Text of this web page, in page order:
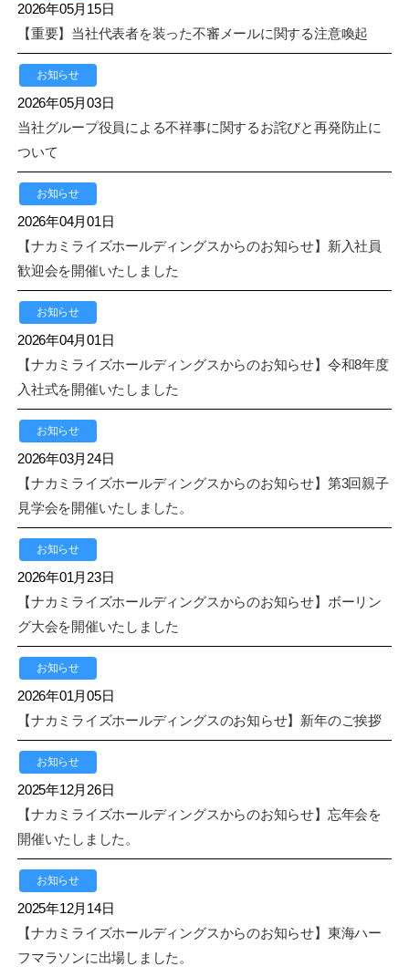
2026年05月15日
【重要】当社代表者を装った不審メールに関する注意喚起
お知らせ
2026年05月03日
当社グループ役員による不祥事に関するお詫びと再発防止に
ついて
お知らせ
2026年04月01日
【ナカミライズホールディングスからのお知らせ】新入社員
歓迎会を開催いたしました
お知らせ
2026年04月01日
【ナカミライズホールディングスからのお知らせ】令和8年度
入社式を開催いたしました
お知らせ
2026年03月24日
【ナカミライズホールディングスからのお知らせ】第3回親子
見学会を開催いたしました。
お知らせ
2026年01月23日
【ナカミライズホールディングスからのお知らせ】ボーリン
グ大会を開催いたしました
お知らせ
2026年01月05日
【ナカミライズホールディングスのお知らせ】新年のご挨拶
お知らせ
2025年12月26日
【ナカミライズホールディングスからのお知らせ】忘年会を
開催いたしました。
お知らせ
2025年12月14日
【ナカミライズホールディングスからのお知らせ】東海ハー
フマラソンに出場しました。